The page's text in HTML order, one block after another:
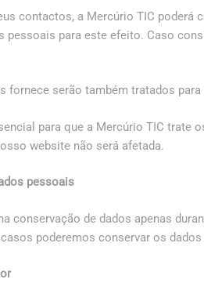
contactos, a Mercúrio TIC
pessoais para este efeito. Caso
fornece serão também tratados
para que a Mercúrio TIC trate
website não será afetada.
pessoais
conservação de dados apenas
poderemos conservar os